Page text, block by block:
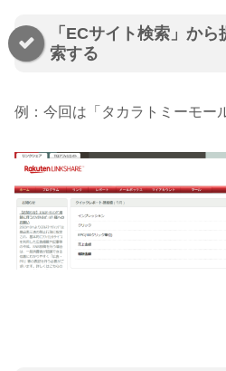
「ECサイト検索」か
索する
例：今回は「タカラトミーモー